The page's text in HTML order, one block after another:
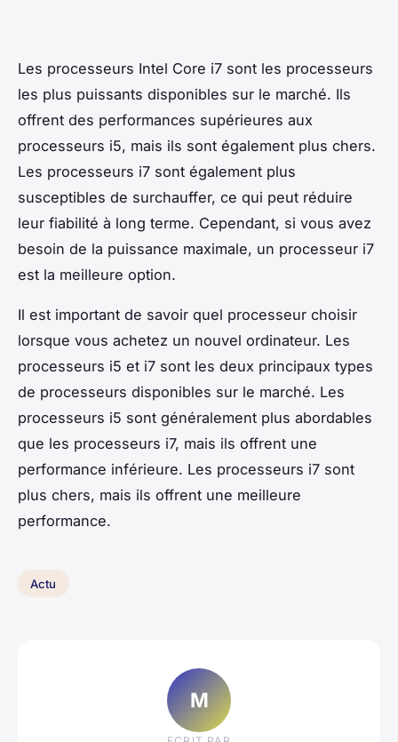
Les processeurs Intel Core i7 sont les processeurs
les plus puissants disponibles sur le marché. Ils
offrent des performances supérieures aux
processeurs i5, mais ils sont également plus chers.
Les processeurs i7 sont également plus
susceptibles de surchauffer, ce qui peut réduire
leur fiabilité à long terme. Cependant, si vous avez
besoin de la puissance maximale, un processeur i7
est la meilleure option.
Il est important de savoir quel processeur choisir
lorsque vous achetez un nouvel ordinateur. Les
processeurs i5 et i7 sont les deux principaux types
de processeurs disponibles sur le marché. Les
processeurs i5 sont généralement plus abordables
que les processeurs i7, mais ils offrent une
performance inférieure. Les processeurs i7 sont
plus chers, mais ils offrent une meilleure
performance.
Actu
M